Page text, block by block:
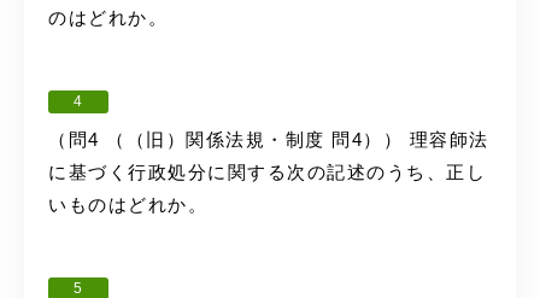
のはどれか。
4
（問4 （（旧）関係法規・制度 問4）） 理容師法
に基づく行政処分に関する次の記述のうち、正し
いものはどれか。
5